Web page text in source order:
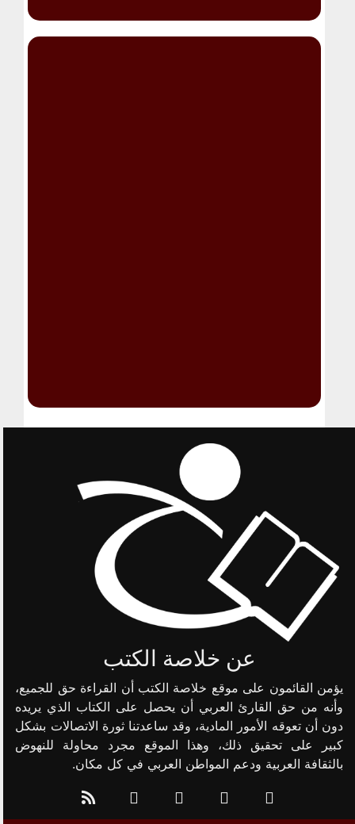
عن خلاصة الكتب
يؤمن القائمون على موقع خلاصة الكتب أن القراءة حق للجميع،
وأنه من حق القارئ العربي أن يحصل على الكتاب الذي يريده
دون أن تعوقه الأمور المادية، وقد ساعدتنا ثورة الاتصالات بشكل
كبير على تحقيق ذلك، وهذا الموقع مجرد محاولة للنهوض
بالثقافة العربية ودعم المواطن العربي في كل مكان.